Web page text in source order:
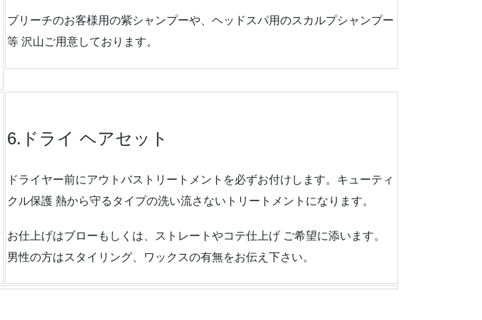
ブリーチのお客様用の紫シャンプーや、ヘッドスパ用のスカルプシャンプー
等 沢山ご用意しております。
6.ドライ ヘアセット
ドライヤー前にアウトバストリートメントを必ずお付けします。キューティ
クル保護 熱から守るタイプの洗い流さないトリートメントになります。
お仕上げはブローもしくは、ストレートやコテ仕上げ ご希望に添います。
男性の方はスタイリング、ワックスの有無をお伝え下さい。